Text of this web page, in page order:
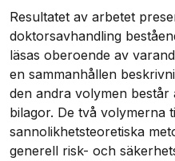
Resultatet av arbetet
doktorsavhandling
läsas oberoende av
en sammanhållen
den andra volymen består
bilagor. De två volymerna
sannolikhetsteoretiska
generell risk- och